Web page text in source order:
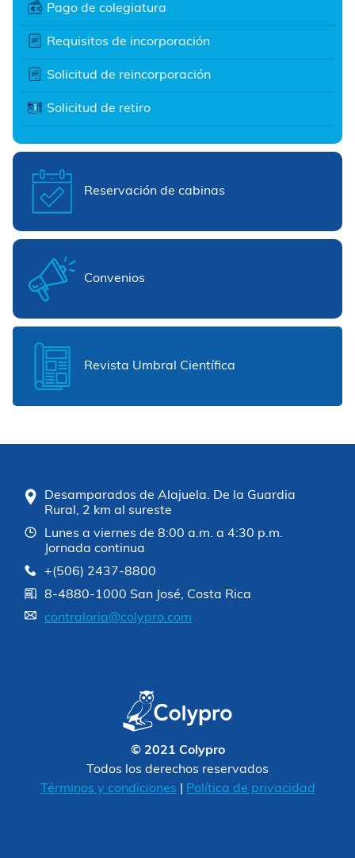
Pago de colegiatura
Requisitos de incorporación
Solicitud de reincorporación
Solicitud de retiro
Reservación de cabinas
Convenios
Revista Umbral Científica
Desamparados de Alajuela. De la Guardia
Rural, 2 km al sureste
Lunes a viernes de 8:00 a.m. a 4:30 p.m.
Jornada continua
+(506) 2437-8800
8-4880-1000 San José, Costa Rica
contraloria@colypro.com
© 2021 Colypro
Todos los derechos reservados
Términos y condiciones
Política de privacidad